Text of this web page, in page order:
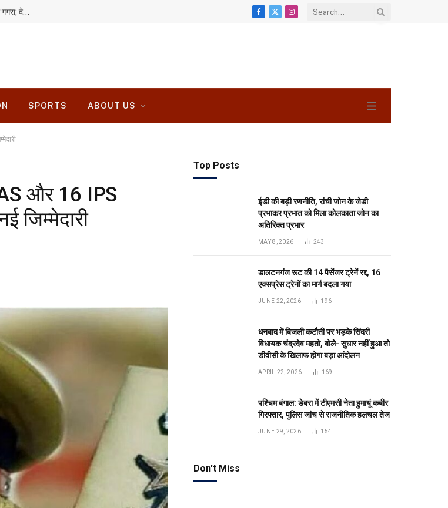
हजारीबाग में बारिश से गिरी मिट्टी की दीवार, अंदर छिपा मिला चांदी के सिक्कों से भरा गगरा; देखने उमड़ी भीड़
Facebook
X
Instagram
SPORTS ABOUT US
और 16 IPS
जिम्मेदारी
Top Posts
ईडी की बड़ी रणनीति, रांची जोन के जेडी
प्रभाकर प्रभात को मिला कोलकाता जोन का
अतिरिक्त प्रभार
MAY 8, 2026 243
डालटनगंज रूट की 14 पैसेंजर ट्रेनें रद्द, 16
एक्सप्रेस ट्रेनों का मार्ग बदला गया
JUNE 22, 2026 196
धनबाद में बिजली कटौती पर भड़के सिंदरी
विधायक चंद्रदेव महतो, बोले- सुधार नहीं हुआ तो
डीवीसी के खिलाफ होगा बड़ा आंदोलन
APRIL 22, 2026 169
पश्चिम बंगाल: डेबरा में टीएमसी नेता हुमायूं कबीर
गिरफ्तार, पुलिस जांच से राजनीतिक हलचल तेज
JUNE 29, 2026 154
Don't Miss